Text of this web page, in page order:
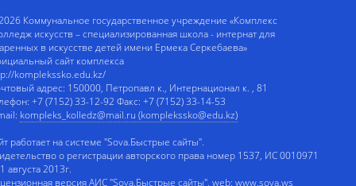
Коммунальное государственное учреждение «Комплекс
искусств – специализированная школа - интернат для
в искусстве детей имени Ермека Серкебаева»
сайт комплекса
komplekssko.edu.kz/
адрес: 150000, Петропавл к., Интернационал к. , 81
+7 (7152) 33-12-92 Факс: +7 (7152) 33-14-53
kompleks_kolledz@mail.ru (komplekssko@edu.kz)
работает на системе "Sova.Быстрые сайты".
о регистрации авторского права номер 1537, ИС 0010971
августа 2013г.
версия АИС "Sova.Быстрые сайты". web: www.sova.ws